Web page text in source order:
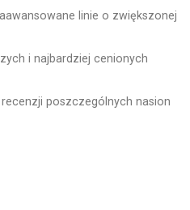
linie o zwiększonej
i najbardziej cenionych
poszczególnych nasion